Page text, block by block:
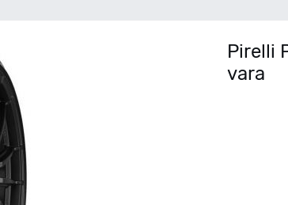
Pirelli
vara